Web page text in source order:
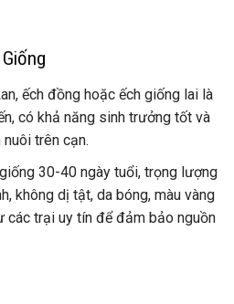
ếch đồng hoặc ếch giống lai là
có khả năng sinh trưởng tốt và
trên cạn.
30-40 ngày tuổi, trọng lượng
không dị tật, da bóng, màu vàng
các trại uy tín để đảm bảo nguồn